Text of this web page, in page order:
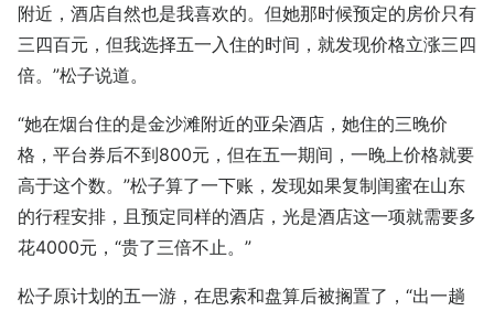
附近，酒店自然也是我喜欢的。但她那时候预定的房价只有
三四百元，但我选择五一入住的时间，就发现价格立涨三四
倍。”松子说道。
“她在烟台住的是金沙滩附近的亚朵酒店，她住的三晚价
格，平台券后不到800元，但在五一期间，一晚上价格就要
高于这个数。”松子算了一下账，发现如果复制闺蜜在山东
的行程安排，且预定同样的酒店，光是酒店这一项就需要多
花4000元，“贵了三倍不止。”
松子原计划的五一游，在思索和盘算后被搁置了，“出一趟